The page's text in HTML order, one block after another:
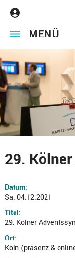
MENÜ
29.
Datum:
Sa. 04.12.2021
Titel:
29. Kölner
Ort:
Köln (präsenz &